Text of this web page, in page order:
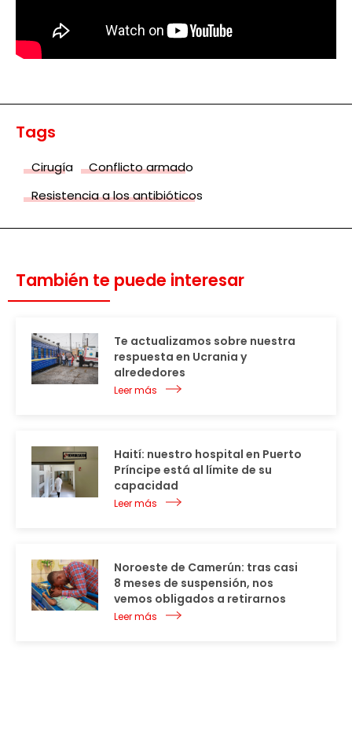
Tags
Cirugía
Conflicto armado
Resistencia a los antibióticos
También te puede interesar
Te actualizamos sobre nuestra
respuesta en Ucrania y
alrededores
Leer más
Haití: nuestro hospital en Puerto
Príncipe está al límite de su
capacidad
Leer más
Noroeste de Camerún: tras casi
8 meses de suspensión, nos
vemos obligados a retirarnos
Leer más